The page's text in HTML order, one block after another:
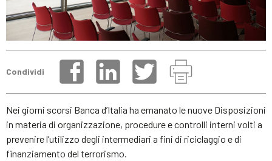
Condividi
Nei giorni scorsi Banca d’Italia ha emanato le nuove Disposizioni
in materia di organizzazione, procedure e controlli interni volti a
prevenire l’utilizzo degli intermediari a fini di riciclaggio e di
finanziamento del terrorismo.